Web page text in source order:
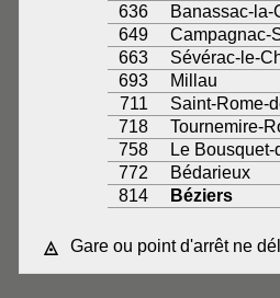
636
Banassac-la-
649
Campagnac-
663
Sévérac-le-
693
Millau
711
Saint-Rome-
718
Tournemire-
758
Le Bousquet-
772
Bédarieux
814
Béziers
◬ Gare ou point d'arrêt ne